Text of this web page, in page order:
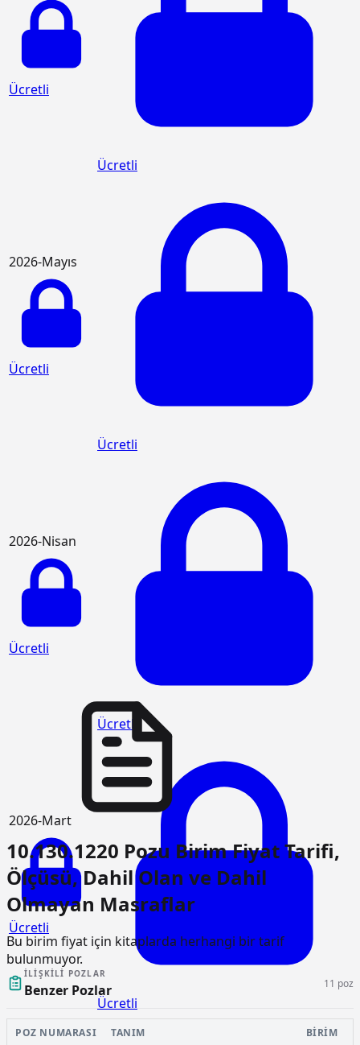
Ücretli
Ücretli
2026-Mayıs
Ücretli
Ücretli
2026-Nisan
Ücretli
Ücretli
2026-Mart
Ücretli
Ücretli
10.130.1220 Pozu Birim Fiyat Tarifi,
Ölçüsü, Dahil Olan ve Dahil
Olmayan Masraflar
Bu birim fiyat için kitaplarda herhangi bir tarif
bulunmuyor.
İLIŞKILI POZLAR
Benzer Pozlar 11 poz
POZ NUMARASI TANIM BIRIM